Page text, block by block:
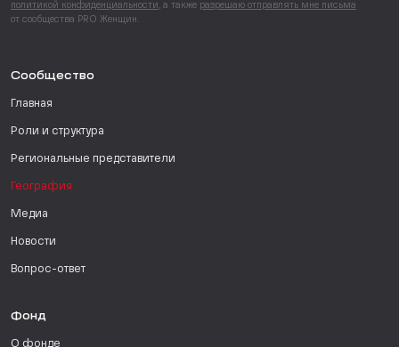
политикой конфиденциальности , а также разрешаю отправлять мне письма
от сообщества PRO Женщин.
Сообщество
Главная
Роли и структура
Региональные представители
География
Медиа
Новости
Вопрос-ответ
Фонд
О фонде